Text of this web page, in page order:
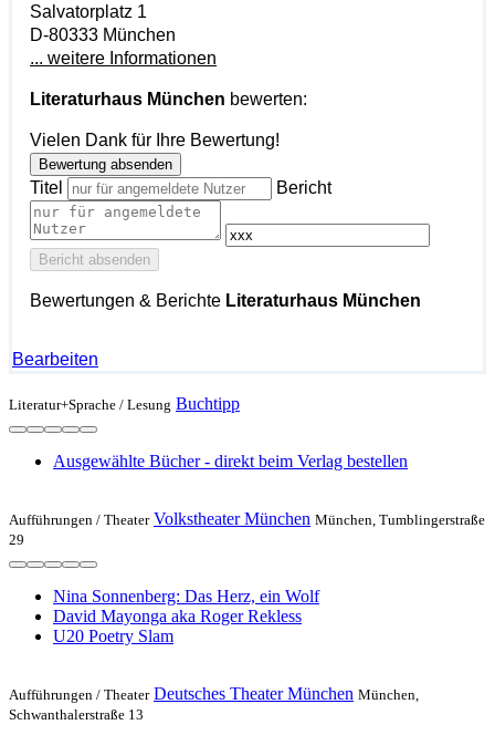
Salvatorplatz 1
D-80333 München
... weitere Informationen
Literaturhaus München bewerten:
Vielen Dank für Ihre Bewertung!
Bewertung absenden
Titel Bericht
Bericht absenden
Bewertungen & Berichte Literaturhaus München
Bearbeiten
Literatur+Sprache / Lesung Buchtipp
Ausgewählte Bücher - direkt beim Verlag bestellen
Aufführungen / Theater Volkstheater München München, Tumblingerstraße
29
Nina Sonnenberg: Das Herz, ein Wolf
David Mayonga aka Roger Rekless
U20 Poetry Slam
Aufführungen / Theater Deutsches Theater München München,
Schwanthalerstraße 13